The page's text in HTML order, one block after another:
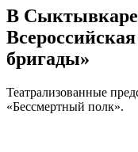
В
бригады»
Театрализованные
«Бессмертный полк».